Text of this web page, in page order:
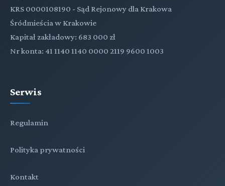
KRS 0000108190 - Sąd Rejonowy dla Krakowa
Śródmieścia w Krakowie
Kapitał zakładowy: 683 000 zł
Nr konta: 41 1140 1140 0000 2119 9600 1003
Serwis
Regulamin
Polityka prywatności
Kontakt